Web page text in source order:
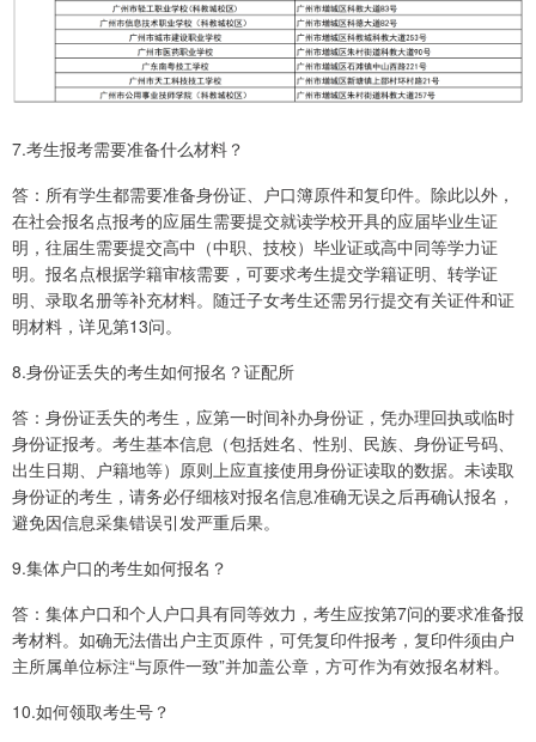
7.考生报考需要准备什么材料？
答：所有学生都需要准备身份证、户口簿原件和复印件。除此以外，
在社会报名点报考的应届生需要提交就读学校开具的应届毕业生证
明，往届生需要提交高中（中职、技校）毕业证或高中同等学力证
明。报名点根据学籍审核需要，可要求考生提交学籍证明、转学证
明、录取名册等补充材料。随迁子女考生还需另行提交有关证件和证
明材料，详见第13问。
8.身份证丢失的考生如何报名？证配所
答：身份证丢失的考生，应第一时间补办身份证，凭办理回执或临时
身份证报考。考生基本信息（包括姓名、性别、民族、身份证号码、
出生日期、户籍地等）原则上应直接使用身份证读取的数据。未读取
身份证的考生，请务必仔细核对报名信息准确无误之后再确认报名，
避免因信息采集错误引发严重后果。
9.集体户口的考生如何报名？
答：集体户口和个人户口具有同等效力，考生应按第7问的要求准备报
考材料。如确无法借出户主页原件，可凭复印件报考，复印件须由户
主所属单位标注“与原件一致”并加盖公章，方可作为有效报名材料。
10.如何领取考生号？